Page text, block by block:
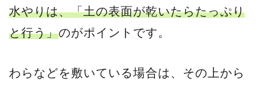
水やりは、「土の表面が乾いたらたっぷり
と行う」のがポイントです。
わらなどを敷いている場合は、その上から